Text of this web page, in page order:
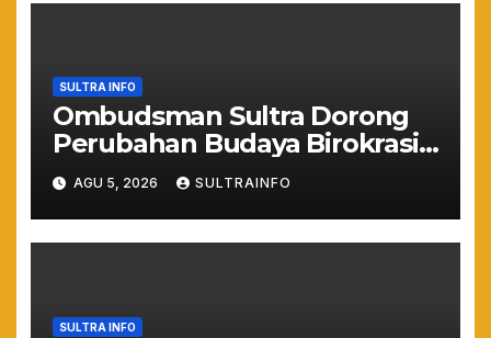
SULTRA INFO
Ombudsman Sultra Dorong
Perubahan Budaya Birokrasi
Lewat Penilaian
Maladministrasi 2026
AGU 5, 2026 SULTRAINFO
SULTRA INFO